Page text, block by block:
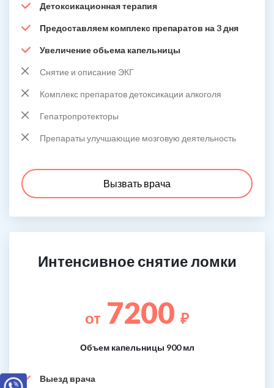
Детоксикационная терапия
Предоставляем комплекс препаратов на 3 дня
Увеличение обьема капельницы
Снятие и описание ЭКГ
Комплекс препаратов детоксикации алкоголя
Гепатропротекторы
Препараты улучшающие мозговую деятельность
Вызвать врача
Интенсивное снятие ломки
от 7200 ₽
Объем капельницы 900 мл
Выезд врача